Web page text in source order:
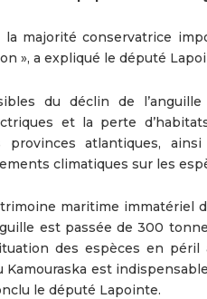
la majorité conservatrice
», a expliqué le député
du déclin de
et la perte
atlantiques,
climatiques sur les
maritime immatériel
est passée de 300
des espèces en péril
Kamouraska est
le député Lapointe.